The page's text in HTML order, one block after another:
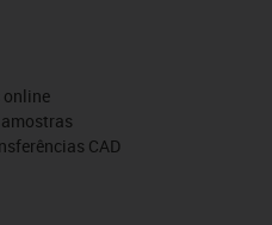
online
CAD